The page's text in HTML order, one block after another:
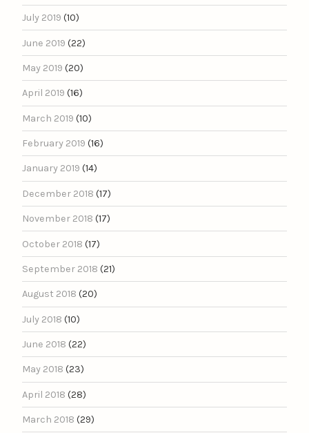
July 2019 (10)
June 2019 (22)
May 2019 (20)
April 2019 (16)
March 2019 (10)
February 2019 (16)
January 2019 (14)
December 2018 (17)
November 2018 (17)
October 2018 (17)
September 2018 (21)
August 2018 (20)
July 2018 (10)
June 2018 (22)
May 2018 (23)
April 2018 (28)
March 2018 (29)